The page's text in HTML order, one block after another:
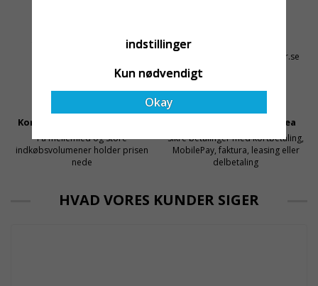
1-3 dages leveringstid på
kontakt@stallningsprodukter.se
Konkurrencedygtige Priser
Få mellemled og store
indkøbsvolumener holder prisen
nede
Sikker Betaling Med Svea
Sikre betalinger med kortbetaling,
MobilePay, faktura, leasing eller
delbetaling
HVAD VORES KUNDER SIGER
indstillinger
Kun nødvendigt
Okay